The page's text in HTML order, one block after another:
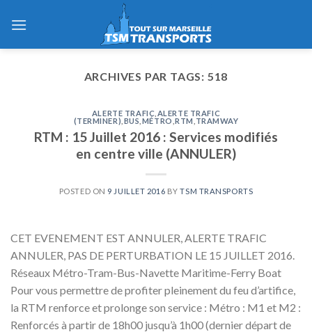
ARCHIVES PAR TAGS: 518
ALERTE TRAFIC ALERTE TRAFIC
(TERMINER) BUS MÉTRO ,RTM TRAMWAY
RTM : 15 Juillet 2016 : Services modifiés
en centre ville (ANNULER)
POSTED ON 9 JUILLET 2016 BYTSM TRANSPORTS
CET EVENEMENT EST ANNULER, ALERTE TRAFIC
ANNULER, PAS DE PERTURBATION LE 15 JUILLET 2016.
Réseaux Métro-Tram-Bus-Navette Maritime-Ferry Boat
Pour vous permettre de profiter pleinement du feu d’artifice,
la RTM renforce et prolonge son service : Métro : M1 et M2 :
Renforcés à partir de 18h00 jusqu’à 1h00 (dernier départ de